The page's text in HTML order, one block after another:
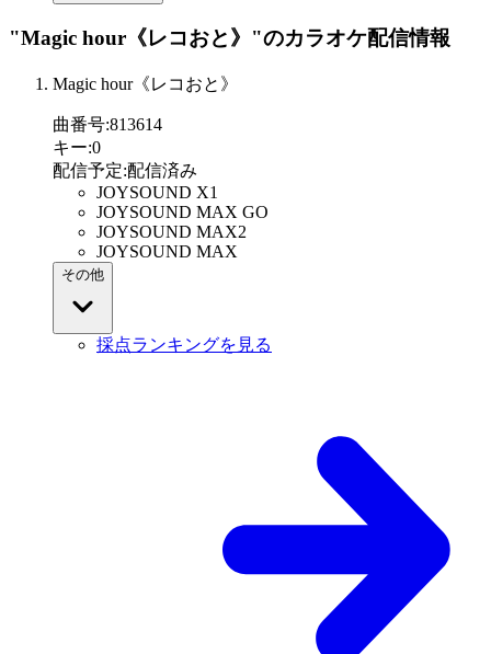
"Magic hour《レコおと》"のカラオケ配信情報
Magic hour《レコおと》
曲番号:813614
キー:0
配信予定:配信済み
JOYSOUND X1
JOYSOUND MAX GO
JOYSOUND MAX2
JOYSOUND MAX
その他
採点ランキングを見る